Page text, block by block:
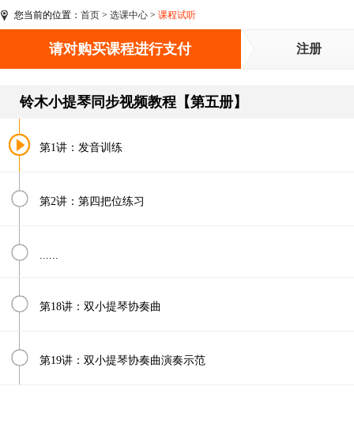
您当前的位置： 首页 > 选课中心 > 课程试听
请对购买课程进行支付 注册
铃木小提琴同步视频教程【第五册】
第1讲：发音训练
第2讲：第四把位练习
......
第18讲：双小提琴协奏曲
第19讲：双小提琴协奏曲演奏示范